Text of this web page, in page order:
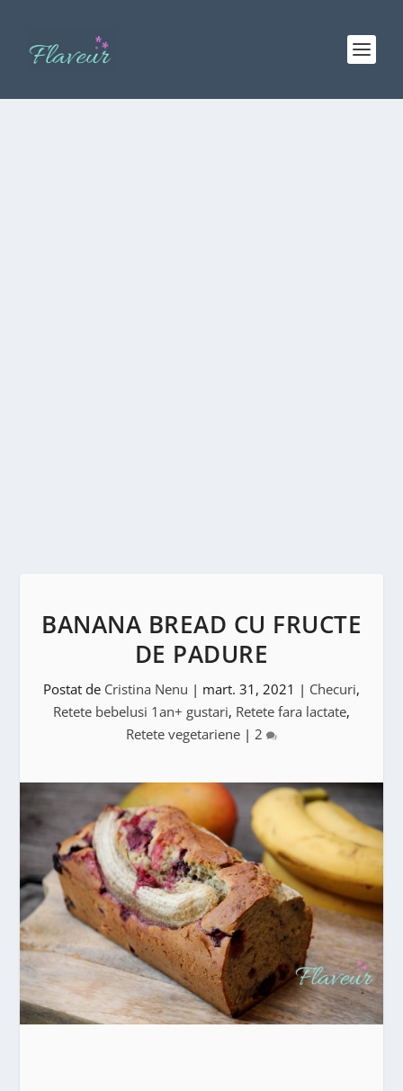
BANANA BREAD CU FRUCTE
DE PADURE
Postat de Cristina Nenu | mart. 31, 2021 | Checuri,
Retete bebelusi 1an+ gustari, Retete fara lactate,
Retete vegetariene | 2